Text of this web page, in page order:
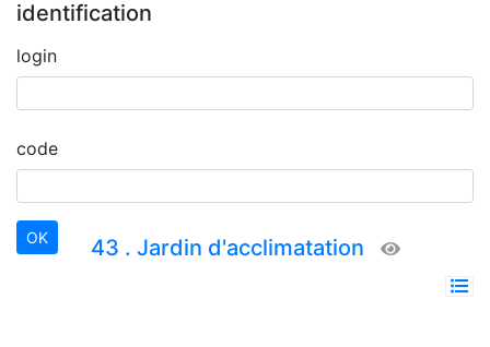
identification
login
code
43 . Jardin d'acclimatation